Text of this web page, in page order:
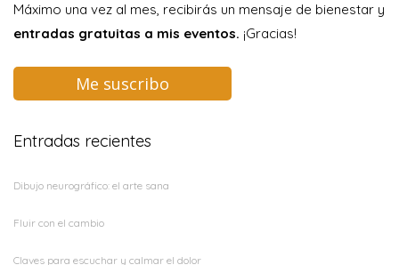
Máximo una vez al mes, recibirás un mensaje de bienestar y
entradas gratuitas a mis eventos. ¡Gracias!
Me suscribo
Entradas recientes
Dibujo neurográfico: el arte sana
Fluir con el cambio
Claves para escuchar y calmar el dolor